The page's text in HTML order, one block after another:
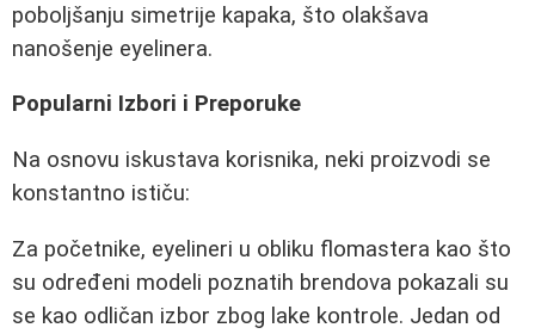
poboljšanju simetrije kapaka, što olakšava
nanošenje eyelinera.
Popularni Izbori i Preporuke
Na osnovu iskustava korisnika, neki proizvodi se
konstantno ističu:
Za početnike, eyelineri u obliku flomastera kao što
su određeni modeli poznatih brendova pokazali su
se kao odličan izbor zbog lake kontrole. Jedan od